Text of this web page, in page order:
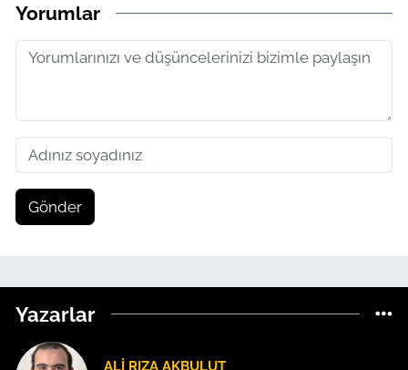
Yorumlar
Gönder
Yazarlar
ALI RIZA AKBULUT